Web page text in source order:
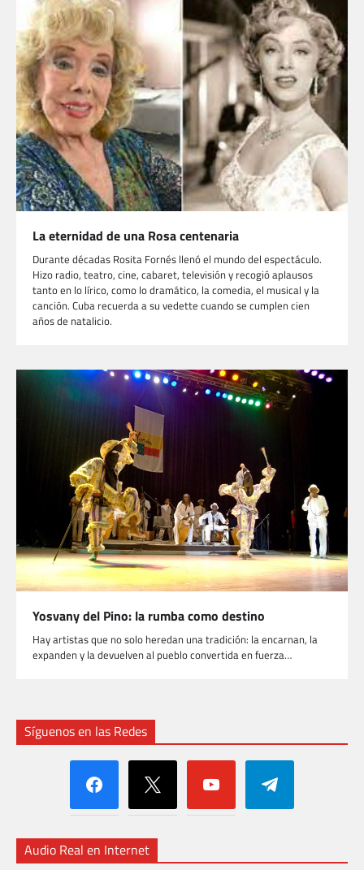
La eternidad de una Rosa centenaria
Durante décadas Rosita Fornés llenó el mundo del espectáculo.
Hizo radio, teatro, cine, cabaret, televisión y recogió aplausos
tanto en lo lírico, como lo dramático, la comedia, el musical y la
canción. Cuba recuerda a su vedette cuando se cumplen cien
años de natalicio.
Yosvany del Pino: la rumba como destino
Hay artistas que no solo heredan una tradición: la encarnan, la
expanden y la devuelven al pueblo convertida en fuerza…
Síguenos en las Redes
facebook x youtube telegram
Audio Real en Internet